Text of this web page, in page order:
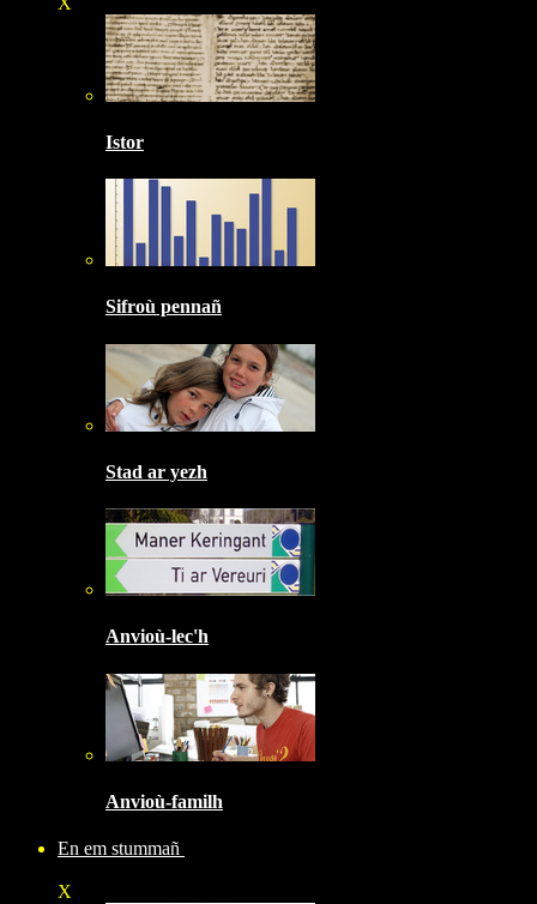
Istor
Sifroù pennañ
Stad ar yezh
Anvioù-lec'h
Anvioù-familh
En em stummañ
X